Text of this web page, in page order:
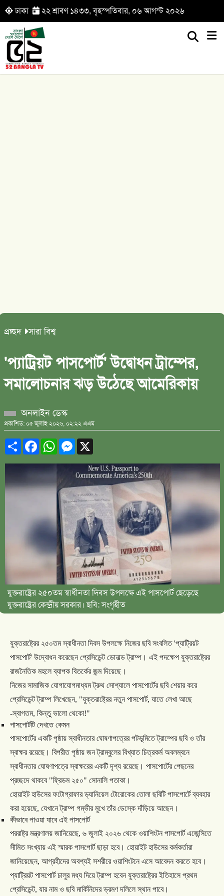
ঢাকা ২২ শ্রাবণ ১৪৩৩, বৃহস্পতিবার, ০৬ আগস্ট ২০২৬
প্রচ্ছদ সারা বিশ্ব
'প্যাট্রিয়ট পাসপোর্ট' উদ্বোধন ট্রাম্পের,
সমালোচনার ঝড় উঠেছে আমেরিকায়
অনলাইন ডেস্ক
প্রকাশিত: ০৫ জুলাই ২০২৬, ০২:২২ এএম
ShareFacebookWhatsAppMessenger
যুক্তরাষ্ট্রের ২৫০তম স্বাধীনতা দিবস উপলক্ষে এই পাসপোর্ট ছেড়েছে
যুক্তরাষ্ট্রের কেন্দ্রীয় সরকার। ছবি: সংগৃহীত
যুক্তরাষ্ট্রের ২৫০তম স্বাধীনতা দিবস উপলক্ষে নিজের ছবি সংবলিত'প্যাট্রিয়ট
পাসপোর্ট' উদ্বোধন করেছেন প্রেসিডেন্ট ডোনাল্ড ট্রাম্প। এই পদক্ষেপ যুক্তরাষ্ট্রের
রাজনৈতিক মহলে ব্যাপক বিতর্কের জন্ম দিয়েছে।
নিজের সামাজিক যোগাযোগমাধ্যম ট্রুথ সোশ্যালে পাসপোর্টের ছবি শেয়ার করে
প্রেসিডেন্ট ট্রাম্প লিখেছেন, "যুক্তরাষ্ট্রের নতুন পাসপোর্ট, যাতে লেখা আছে
-স্বাগতম, কিন্তু ভালো থেকো!"
পাসপোর্টটি দেখতে কেমন
পাসপোর্টের একটি পৃষ্ঠায় স্বাধীনতার ঘোষণাপত্রের পটভূমিতে ট্রাম্পের ছবি ও তাঁর
স্বাক্ষর রয়েছে। বিপরীত পৃষ্ঠায় জন ট্রাম্বুলের বিখ্যাত চিত্রকর্ম অবলম্বনে
স্বাধীনতার ঘোষণাপত্রে স্বাক্ষরের একটি দৃশ্য রয়েছে। পাসপোর্টের পেছনের
প্রচ্ছদে থাকবে"ফ্রিডম ২৫০" সোনালি পতাকা।
হোয়াইট হাউসের ফটোগ্রাফার ড্যানিয়েল টোরোকের তোলা ছবিটি পাসপোর্টে ব্যবহার
করা হয়েছে, যেখানে ট্রাম্প গম্ভীর মুখে তাঁর ডেস্কে দাঁড়িয়ে আছেন।
কীভাবে পাওয়া যাবে এই পাসপোর্ট
পররাষ্ট্র মন্ত্রণালয় জানিয়েছে, ৬ জুলাই ২০২৬ থেকে ওয়াশিংটন পাসপোর্ট এজেন্সিতে
সীমিত সংখ্যায় এই স্মারক পাসপোর্ট ছাড়া হবে। হোয়াইট হাউসের কর্মকর্তারা
জানিয়েছেন, আগ্রহীদের অবশ্যই সশরীরে ওয়াশিংটনে এসে আবেদন করতে হবে।
প্যাট্রিয়ট পাসপোর্ট চালুর মধ্য দিয়ে ট্রাম্প হবেন যুক্তরাষ্ট্রের ইতিহাসে প্রথম
প্রেসিডেন্ট, যার নাম ও ছবি মার্কিনিদের ভ্রমণ দলিলে স্থান পাবে।